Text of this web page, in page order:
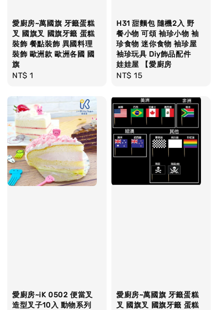
愛廚房~萬國旗 牙籤蛋糕
叉 國旗叉 國旗牙籤 蛋糕
裝飾 餐點裝飾 異國料理
裝飾 歐洲款 歐洲各國 國
旗
Regular
NT$ 1
H31 甜麵包 隨機2入 野
餐小物 可頌 袖珍小物 袖
珍食物 迷你食物 袖珍屋
袖珍玩具 Diy飾品配件
娃娃屋 【愛廚房
Regular
NT$ 15
愛廚房~iK 0502 便當叉
造型叉子10入 動物系列
愛廚房~萬國旗 牙籤蛋糕
叉 國旗叉 國旗牙籤 蛋糕